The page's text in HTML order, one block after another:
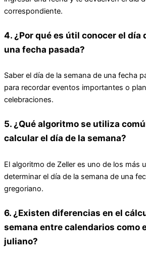
correspondiente.
4. ¿Por qué es útil conocer el día
una fecha pasada?
Saber el día de la semana de una fecha
para recordar eventos importantes o
celebraciones.
5. ¿Qué algoritmo se utiliza
calcular el día de la semana?
El algoritmo de Zeller es uno de los más
determinar el día de la semana de una
gregoriano.
6. ¿Existen diferencias en el
semana entre calendarios como
juliano?